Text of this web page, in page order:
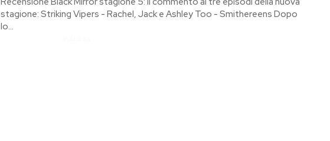
stagione: Striking Vipers - Rachel, Jack e Ashley Too - Smithereens Dopo
lo...